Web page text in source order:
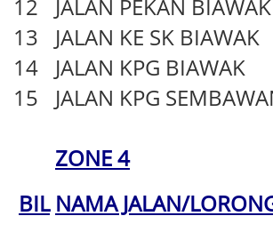
12
JALAN PEKAN BIAWAK
13
JALAN KE SK BIAWAK
14
JALAN KPG BIAWAK
15
JALAN KPG
ZONE 4
BIL NAMA JALAN/